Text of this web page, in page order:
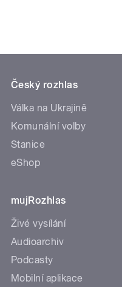
Český rozhlas
Válka na Ukrajině
Komunální volby
Stanice
eShop
mujRozhlas
Živé vysílání
Audioarchiv
Podcasty
Mobilní aplikace